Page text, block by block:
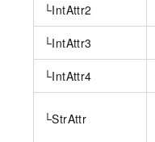
└IntAttr2
└IntAttr3
└IntAttr4
└StrAttr